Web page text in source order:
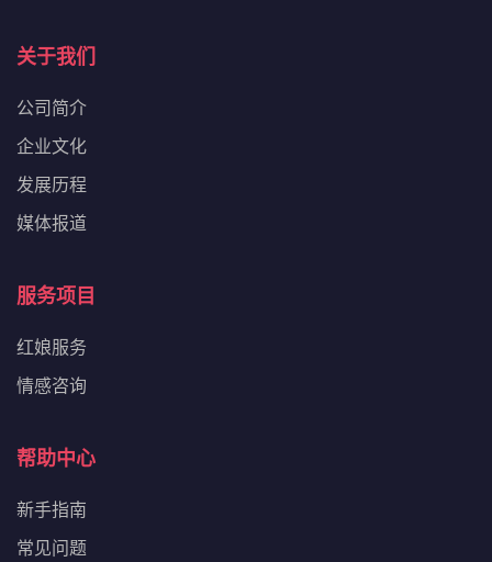
关于我们
公司简介
企业文化
发展历程
媒体报道
服务项目
红娘服务
情感咨询
帮助中心
新手指南
常见问题